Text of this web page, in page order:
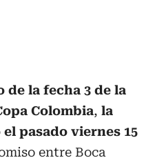
de la fecha 3 de la
Colombia, la
pasado viernes 15
entre Boca